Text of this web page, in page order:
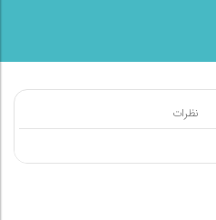
نظرات